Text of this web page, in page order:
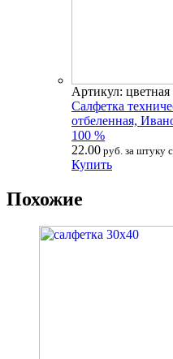
Артикул: цветная
Салфетка
отбеленная,
100 %
22.00 руб. за штуку
Купить
Похожие